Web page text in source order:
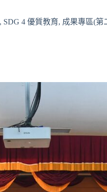
, SDG 4 優質教育, 成果專區(第